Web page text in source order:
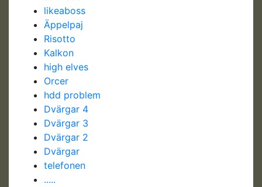
likeaboss
Äppelpaj
Risotto
Kalkon
high elves
Orcer
hdd problem
Dvärgar 4
Dvärgar 3
Dvärgar 2
Dvärgar
telefonen
.....